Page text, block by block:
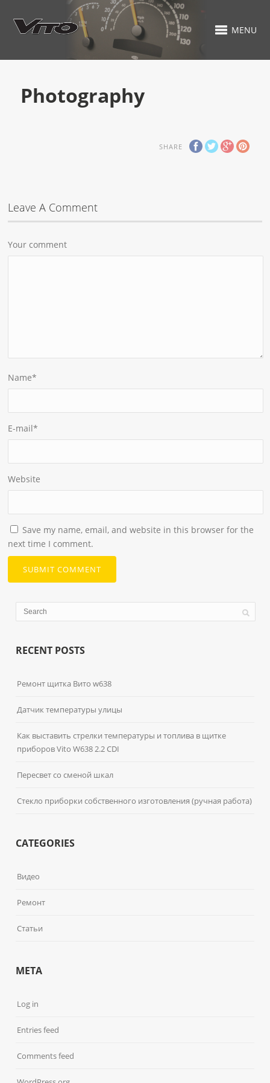
MENU
Photography
SHARE
Leave A Comment
Your comment
Name*
E-mail*
Website
Save my name, email, and website in this browser for the
next time I comment.
RECENT POSTS
Ремонт щитка Вито w638
Датчик температуры улицы
Как выставить стрелки температуры и топлива в щитке
приборов Vito W638 2.2 CDI
Пересвет со сменой шкал
Стекло приборки собственного изготовления (ручная работа)
CATEGORIES
Видео
Ремонт
Статьи
META
Log in
Entries feed
Comments feed